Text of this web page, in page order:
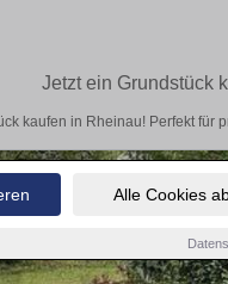
Alle Cookies
Jetzt ein Grundstück
kaufen in Rheinau! Perfekt für